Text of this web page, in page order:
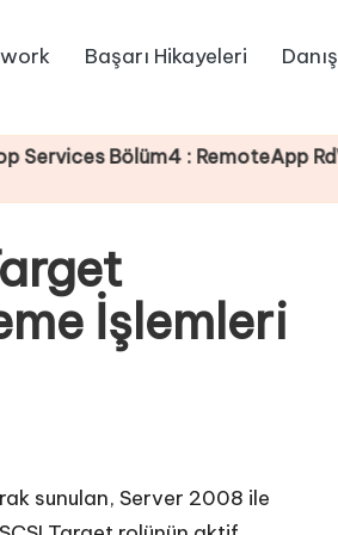
Başarı Hikayeleri
: RemoteApp RdWeb
İşlemleri
sunulan, Server 2008 ile